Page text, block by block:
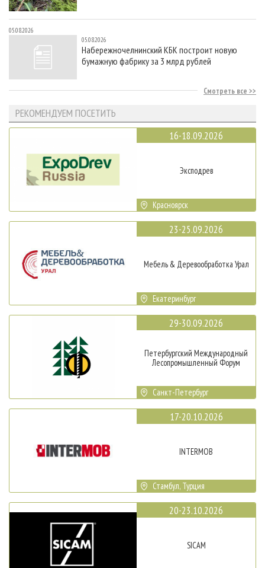
05.08.2026
05.08.2026
Набережночелнинский КБК построит новую
бумажную фабрику за 3 млрд рублей
Смотреть все
РЕКОМЕНДУЕМ ПОСЕТИТЬ
16-18.09.2026
Эксподрев
Красноярск
23-25.09.2026
Мебель & Деревообработка Урал
Екатеринбург
29-30.09.2026
Петербургский Международный
Лесопромышленный Форум
Санкт-Петербург
17-20.10.2026
INTERMOB
Стамбул, Турция
20-23.10.2026
SICAM